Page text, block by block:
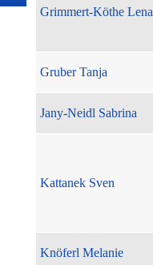
Grimmert-Köthe Lena
Gruber Tanja
Jany-Neidl Sabrina
Kattanek Sven
Knöferl Melanie